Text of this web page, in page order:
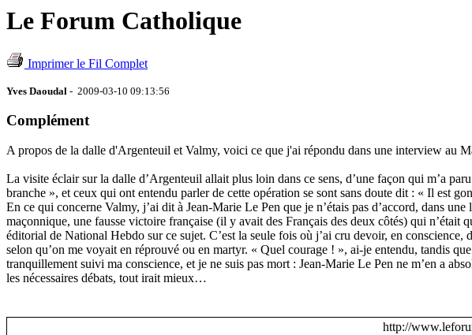
Le Forum Catholique
Imprimer le Fil Complet
Yves Daoudal - 2009-03-10 09:13:56
Complément
A propos de la dalle d'Argenteuil et Valmy, voici ce que j'ai répondu dans une interview au
La visite éclair sur la dalle d’Argenteuil allait plus loin dans ce sens, d’une façon qui m’a
branche », et ceux qui ont entendu parler de cette opération se sont sans doute dit : « Il est
En ce qui concerne Valmy, j’ai dit à Jean-Marie Le Pen que je n’étais pas d’accord, dans
maçonnique, une fausse victoire française (il y avait des Français des deux côtés) qui
éditorial de National Hebdo sur ce sujet. C’est la seule fois où j’ai cru devoir, en
selon qu’on me voyait en réprouvé ou en martyr. « Quel courage ! », ai-je entendu, tandis
tranquillement suivi ma conscience, et je ne suis pas mort : Jean-Marie Le Pen ne m’en a
les nécessaires débats, tout irait mieux…
http://